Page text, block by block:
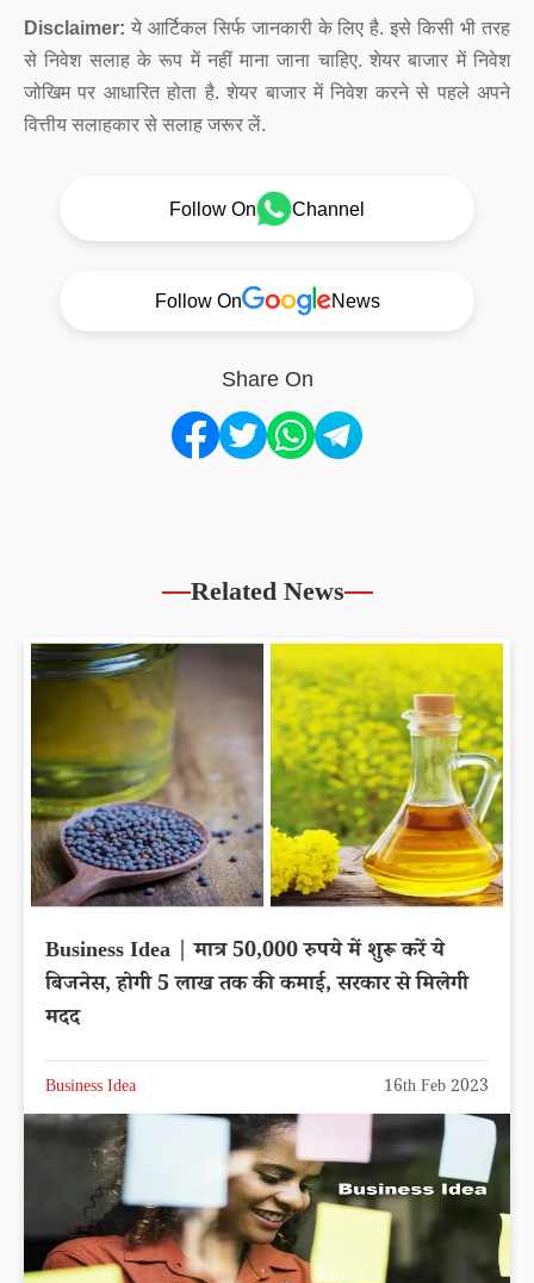
Disclaimer: ये आर्टिकल सिर्फ जानकारी के लिए है. इसे किसी भी तरह
से निवेश सलाह के रूप में नहीं माना जाना चाहिए. शेयर बाजार में निवेश
जोखिम पर आधारित होता है. शेयर बाजार में निवेश करने से पहले अपने
वित्तीय सलाहकार से सलाह जरूर लें.
Follow On Channel
Follow On News
Share On
Related News
Business Idea | मात्र 50,000 रुपये में शुरू करें ये
बिजनेस, होगी 5 लाख तक की कमाई, सरकार से मिलेगी
मदद
Business Idea 16th Feb 2023